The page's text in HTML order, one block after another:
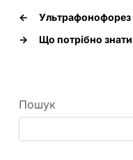
←
Ультрафонофорез
→
Що потрібно
Пошук